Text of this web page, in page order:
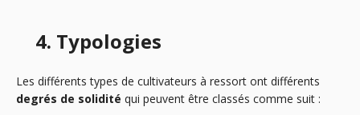
4. Typologies
Les différents types de cultivateurs à ressort ont différents
degrés de solidité qui peuvent être classés comme suit :